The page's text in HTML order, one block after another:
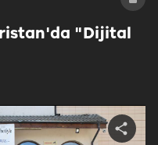
"Dijital
Share
video